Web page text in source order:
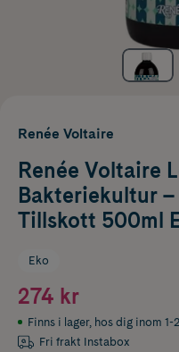
Renée Voltaire
Renée Voltaire
Bakteriekultur
Tillskott 500ml
Eko
274 kr
Finns i lager, hos dig inom 1-
Fri frakt Instabox